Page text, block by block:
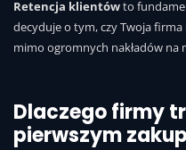
Retencja klientówto
decyduje o tym, czy Twoja
mimo ogromnych nakładów na
Dlaczego firmy
pierwszym